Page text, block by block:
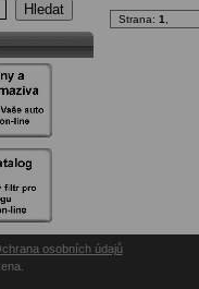
Strana: 1
Hledat
osobních údajů